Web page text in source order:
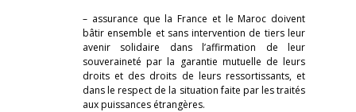
– assurance que la France et le Maroc doivent
bâtir ensemble et sans intervention de tiers leur
avenir solidaire dans l’affirmation de leur
souveraineté par la garantie mutuelle de leurs
droits et des droits de leurs ressortissants, et
dans le respect de la situation faite par les traités
aux puissances étrangères.